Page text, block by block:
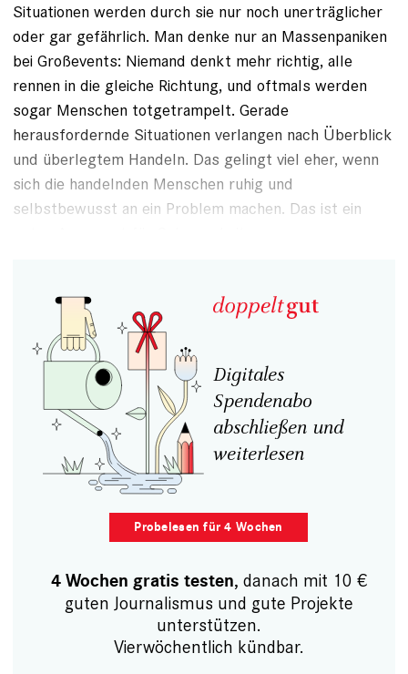
Situationen werden durch sie nur noch unerträglicher
oder gar gefährlich. Man denke nur an Massen­paniken
bei Großevents: Niemand denkt mehr richtig, alle
rennen in die gleiche Richtung, und oftmals werden
sogar Menschen totgetrampelt. Gerade
herausfordernde ­Si­tua­tio­nen verlangen nach Überblick
und überlegtem Handeln. Das gelingt viel eher, wenn
sich die handelnden Menschen ruhig und
selbstbewusst an ein Problem machen. Das ist ein
Digitales
Spendenabo
abschließen und
weiterlesen
Probelesen für 4 Wochen
4 Wochen gratis testen, danach mit 10 €
guten Journalismus und gute Projekte
unterstützen.
Vierwöchentlich kündbar.